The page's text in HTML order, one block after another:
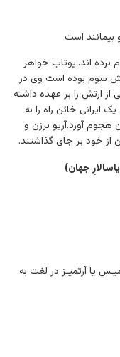
است
برده اند..یوتاب خواهر
سوم بوده است وی در
از ارتش را بر عهده داشته
ایرانی خائن راه را به
هجوم آورد.آریو برزن و
خود بر جای گذاشتند.
جهان)
یا آرتمیـز در لغت به